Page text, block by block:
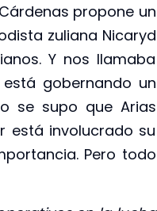
propone un
zuliana Nicaryd
Y nos llamaba
gobernando un
se supo que Arias
está involucrado su
Pero todo